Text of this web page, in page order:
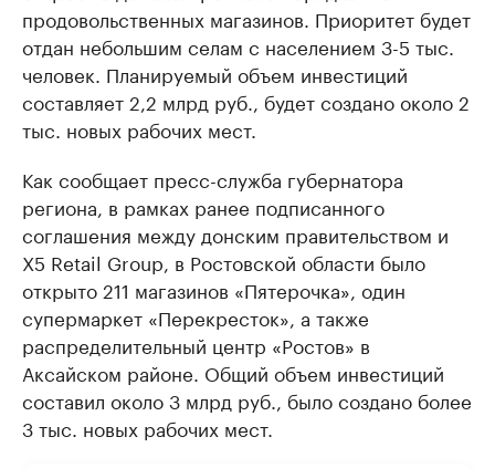
продовольственных магазинов. Приоритет будет
отдан небольшим селам с населением 3-5 тыс.
человек. Планируемый объем инвестиций
составляет 2,2 млрд руб., будет создано около 2
тыс. новых рабочих мест.
Как сообщает пресс-служба губернатора
региона, в рамках ранее подписанного
соглашения между донским правительством и
X5 Retail Group, в Ростовской области было
открыто 211 магазинов «Пятерочка», один
супермаркет «Перекресток», а также
распределительный центр «Ростов» в
Аксайском районе. Общий объем инвестиций
составил около 3 млрд руб., было создано более
3 тыс. новых рабочих мест.